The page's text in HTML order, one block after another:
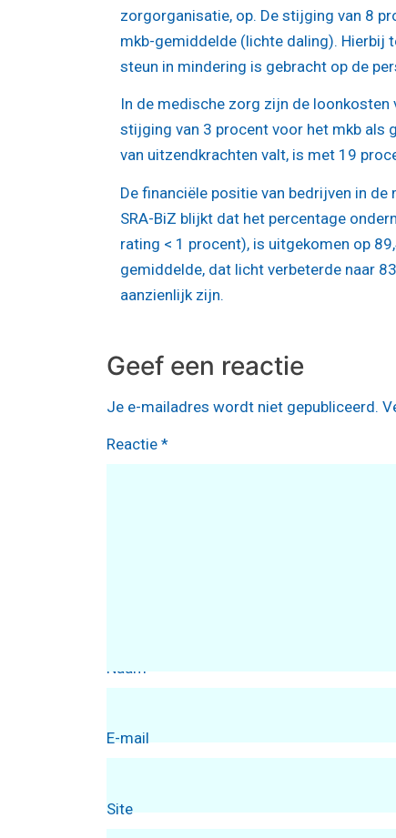
zorgorganisatie, op. De stijging van 8
mkb-gemiddelde (lichte daling). Hierbij
steun in mindering is gebracht op de
In de medische zorg zijn de
stijging van 3 procent voor het mkb als
van uitzendkrachten valt, is met 19
De financiële positie van bedrijven in
SRA-BiZ blijkt dat het percentage
rating < 1 procent), is uitgekomen op
gemiddelde, dat licht verbeterde naar
aanzienlijk zijn.
Geef een reactie
Je e-mailadres wordt niet gepubliceerd.
Reactie *
Naam
E-mail
Site